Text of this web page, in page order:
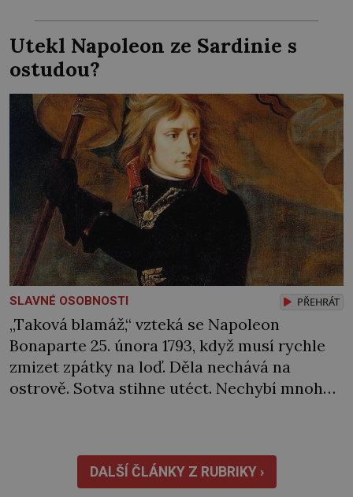
kus nosu odsekl. Přitom se svého díla ve
skutečnosti ani nedotkne. Mluvit do práce si
nenechá – od nikoho! Hrdí Florenťané touží
[…]
Utekl Napoleon ze Sardinie s
ostudou?
SLAVNÉ OSOBNOSTI PŘEHRÁT
„Taková blamáž,“ vzteká se Napoleon
Bonaparte 25. února 1793, když musí rychle
zmizet zpátky na loď. Děla nechává na
ostrově. Sotva stihne utéct. Nechybí mnoho
Francouzská flotila pod velením admirála
Laurenta Trugueta (1752‒1839) vyplouvá
DALŠÍ ČLÁNKY Z RUBRIKY ›